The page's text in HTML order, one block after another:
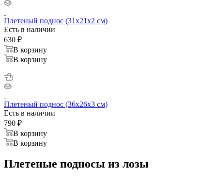
Плетеный поднос (31х21х2 см)
Есть в наличии
630 ₽
В корзину
В корзину
Плетеный поднос (36х26х3 см)
Есть в наличии
790 ₽
В корзину
В корзину
Плетеные подносы из лозы